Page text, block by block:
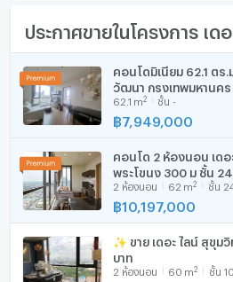
ตู้เย็น
เครื่องดูดควัน
มีอินเตอร์เน็ตไร้สาย (Wi-Fi) ใ
เครื่องซักผ้า
ประกาศขายในโครงการ เด
คอนโดมิเนียม 62.1 ตร.
วัฒนา กรุงเทพมหานคร
62.1 m2 ชั้น -
฿7,949,000
คอนโด 2 ห้องนอน เดอ
พระโขนง 300 ม ชั้น
2 ห้องนอน 62 m2 ชั้น 24
฿10,197,000
✨ ขาย เดอะ ไลน์ สุขุม
บาท
2 ห้องนอน 60 m2 ชั้น